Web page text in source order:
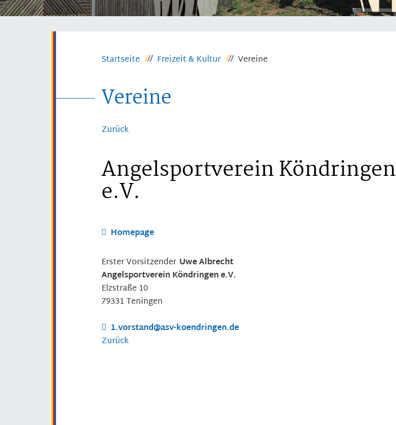
Startseite Freizeit & Kultur Vereine
Vereine
Zurück
Angelsportverein Köndringen
e.V.
Homepage
Erster Vorsitzender UweAlbrecht
Angelsportverein Köndringen e.V.
Elzstraße 10
79331Teningen
1.vorstand@asv-koendringen.de
Zurück